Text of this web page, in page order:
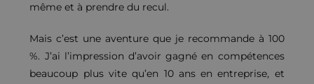
même et à prendre du recul.
Mais c’est une aventure que je recommande à 100
%. J’ai l’impression d’avoir gagné en compétences
beaucoup plus vite qu’en 10 ans en entreprise, et